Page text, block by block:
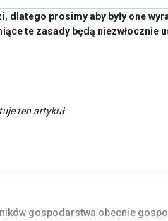
dlatego prosimy aby były one
te zasady będą niezwłocznie
ten artykuł
gospodarstwa obecnie